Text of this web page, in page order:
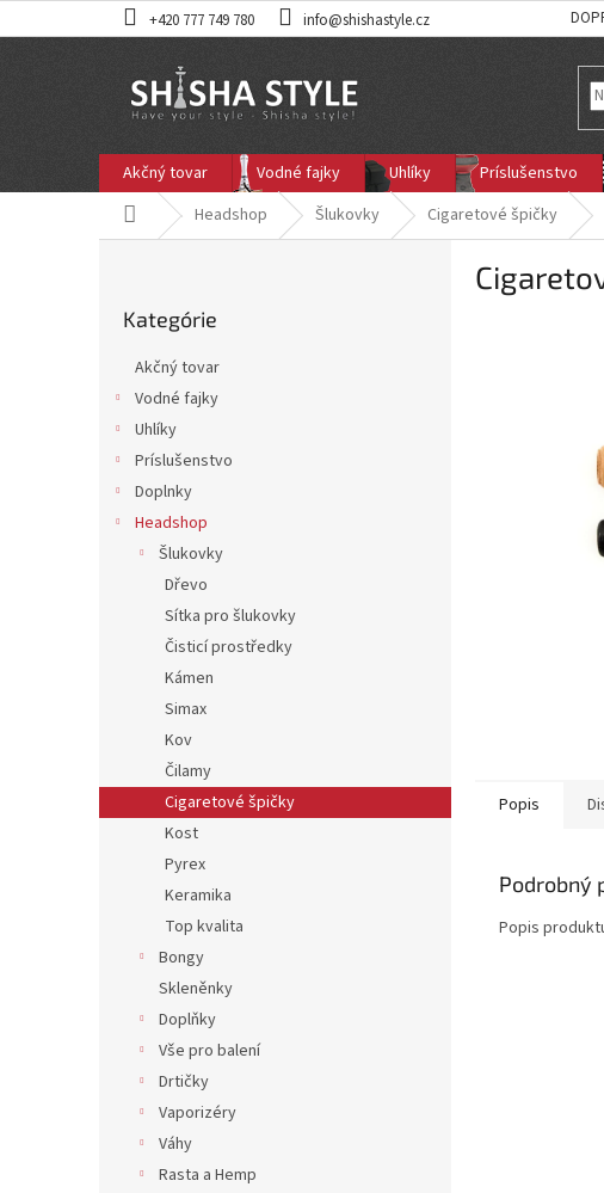
na
+420 777 749 780 info@shishastyle.cz
Akčný tovar Vodné fajky Uhlíky Príslušenstvo
DomovHeadshop Šlukovky Cigaretové špičky
kategórie
Kategórie
Akčný tovar
Vodné fajky
Uhlíky
Príslušenstvo
Doplnky
Headshop
Šlukovky
Dřevo
Sítka pro šlukovky
Čisticí prostředky
Kámen
Simax
Kov
Čilamy
Cigaretové špičky
Kost
Pyrex
Keramika
Top kvalita
Bongy
Skleněnky
Doplňky
Vše pro balení
Drtičky
Vaporizéry
Váhy
Rasta a Hemp
Popis
Podrobný
Popis